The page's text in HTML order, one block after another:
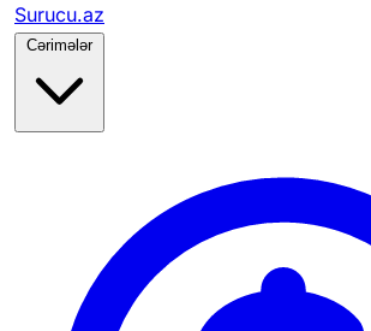
Surucu.az
Cərimələr